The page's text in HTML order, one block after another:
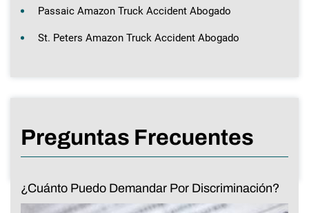
Passaic Amazon Truck Accident Abogado
St. Peters Amazon Truck Accident Abogado
Preguntas Frecuentes
¿Cuánto Puedo Demandar Por Discriminación?